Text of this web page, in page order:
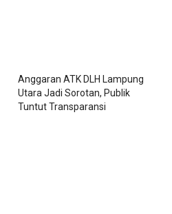
Anggaran ATK DLH Lampung
Utara Jadi Sorotan, Publik
Tuntut Transparansi